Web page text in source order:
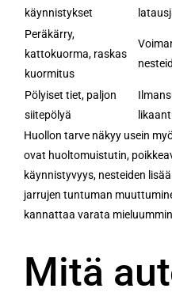
käynnistykset
Peräkärry,
kattokuorma, raskas
kuormitus
Pölyiset tiet, paljon
siitepölyä
Huollon tarve näkyy usein
ovat huoltomuistutin,
käynnistyvyys, nesteiden
jarrujen tuntuman
kannattaa varata
Mitä